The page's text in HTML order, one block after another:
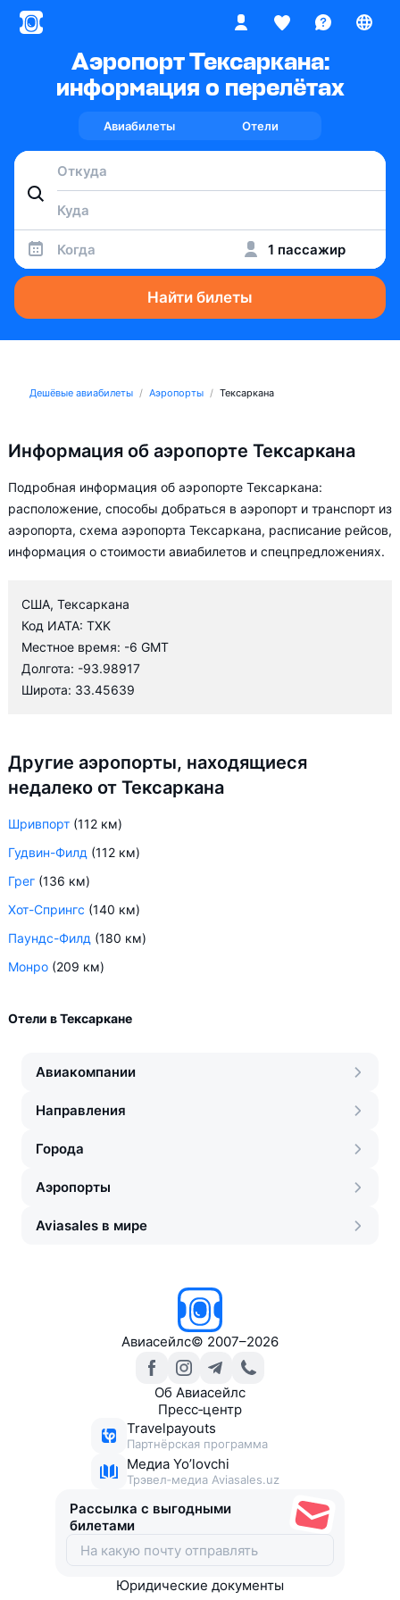
Аэропорт Тексаркана:
информация о перелётах
Авиабилеты Отели
Когда 1 пассажир
Найти билеты
Дешёвые авиабилеты Аэропорты Тексаркана
Информация об аэропорте Тексаркана
Подробная информация об аэропорте Тексаркана:
расположение, способы добраться в аэропорт и транспорт из
аэропорта, схема аэропорта Тексаркана, расписание рейсов,
информация о стоимости авиабилетов и спецпредложениях.
США, Тексаркана
Код ИАТА: TXK
Местное время: -6 GMT
Долгота: -93.98917
Широта: 33.45639
Другие аэропорты, находящиеся
недалеко от Тексаркана
Шривпорт (112 км)
Гудвин-Филд (112 км)
Грег (136 км)
Хот-Спрингс (140 км)
Паундс-Филд (180 км)
Монро (209 км)
Отели в Тексаркане
Авиакомпании
Направления
Города
Аэропорты
Aviasales в мире
Авиасейлс© 2007–2026
Об Авиасейлс
Пресс‑центр
Travelpayouts
Партнёрская программа
Медиа Yo’lovchi
Трэвел‑медиа Aviasales.uz
Рассылка с выгодными
билетами
Юридические документы